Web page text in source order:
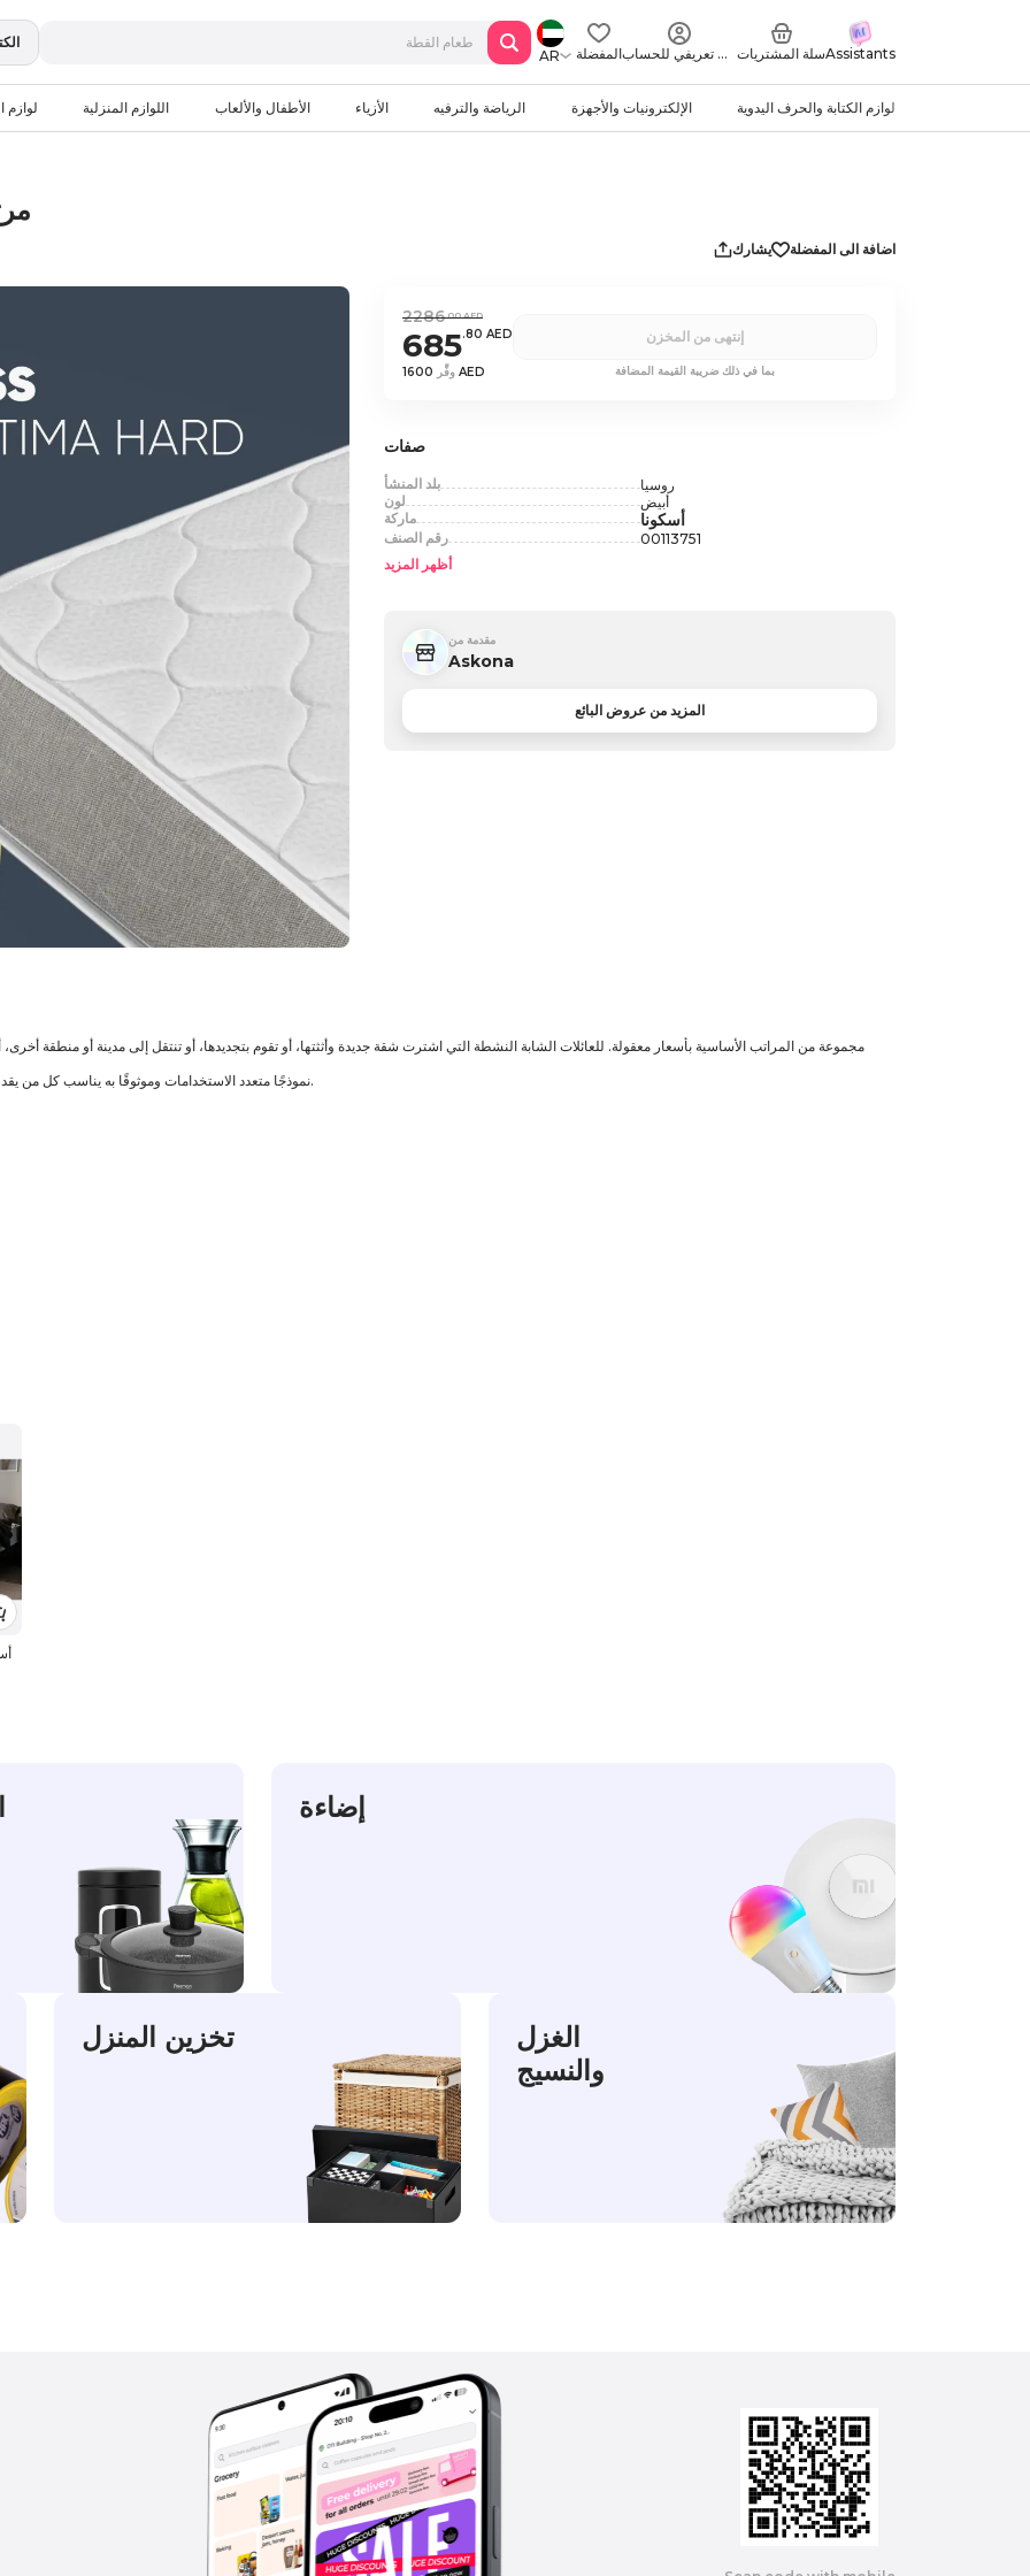
AR
المفضلة ملف تعريفي للحساب سلة المشترياتAssistants
لوازم اللوازم المنزلية الأطفال والألعاب الأزياء الرياضة والترفيه الإلكترونيات والأجهزة لوازم الكتابة والحرف اليدوية
مرتبة
يشارك اضافة الى المفضلة
2286.00 AED
685.80 AED
وفِّر 1600 AED
إنتهى من المخزن
بما في ذلك ضريبة القيمة المضافة
صفات
بلد المنشأ
روسيا
لون
أبيض
ماركة
أسكونا
رقم الصنف
00113751
أظهر المزيد
مقدمة من
Askona
المزيد من عروض البائع
تعتبر مرتبة basic optima hard نموذجًا متعدد الاستخدامات وموثوقًا به يناسب كل من يقدر الراحة ويهتم بصحته وصحة أحبائه.
إضاءة
تخزين المنزل
الغزل
والنسيج